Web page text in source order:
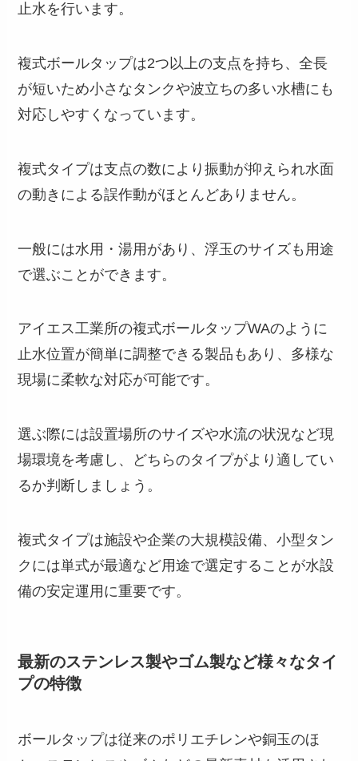
止水を行います。
複式ボールタップは2つ以上の支点を持ち、全長
が短いため小さなタンクや波立ちの多い水槽にも
対応しやすくなっています。
複式タイプは支点の数により振動が抑えられ水面
の動きによる誤作動がほとんどありません。
一般には水用・湯用があり、浮玉のサイズも用途
で選ぶことができます。
アイエス工業所の複式ボールタップWAのように
止水位置が簡単に調整できる製品もあり、多様な
現場に柔軟な対応が可能です。
選ぶ際には設置場所のサイズや水流の状況など現
場環境を考慮し、どちらのタイプがより適してい
るか判断しましょう。
複式タイプは施設や企業の大規模設備、小型タン
クには単式が最適など用途で選定することが水設
備の安定運用に重要です。
最新のステンレス製やゴム製など様々なタイ
プの特徴
ボールタップは従来のポリエチレンや銅玉のほ